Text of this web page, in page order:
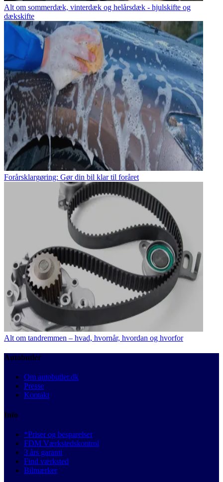
Alt om sommerdæk, vinterdæk og helårsdæk - hjulskifte og
dækskifte
Forårsklargøring: Gør din bil klar til foråret
Alt om tandremmen – hvad, hvornår, hvordan og hvorfor
Autobutler
Om autobutler.dk
Presse
Kontakt
Info
*Priser og besparelser
FDM Værkstedskontrol
3 års garanti
Find værksted
Bilmærker